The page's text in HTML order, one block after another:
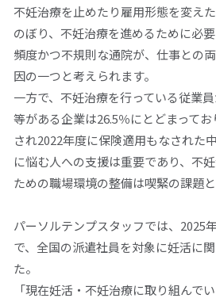
不妊治療を止めたり雇用形態を変え
のぼり、不妊治療を進めるために必
頻度かつ不規則な通院が、仕事との
因の一つと考えられます。
一方で、不妊治療を行っている従業
等がある企業は26.5％にとどまって
され2022年度に保険適用もなされた
に悩む人への支援は重要であり、不
ための職場環境の整備は喫緊の課題と
パーソルテンプスタッフでは、 2025
で、全国の派遣社員を対象に妊活に
た。
「現在妊活・不妊治療に取り組んで